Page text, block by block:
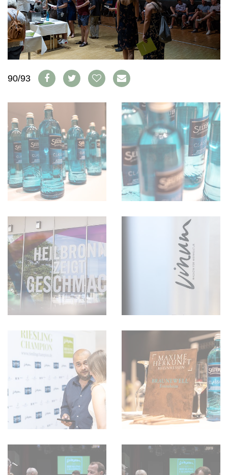
ABO
AUSGABE
ARCHIV
VORTEILSWELT
BÜCHER
WEINSZENE
PORTRAITS
VINOPHILES
ARCHIV
ANMELDEN
AWARDS
GEWINNSPIELE
TRINKREIFETABELLE
WEINSUCHE
NEWSLETTER
WINE TRADE CLUB
REDAKTION
JOBS
WERBUNG
PRESSE
IMPRESSUM
FAQ
90/93